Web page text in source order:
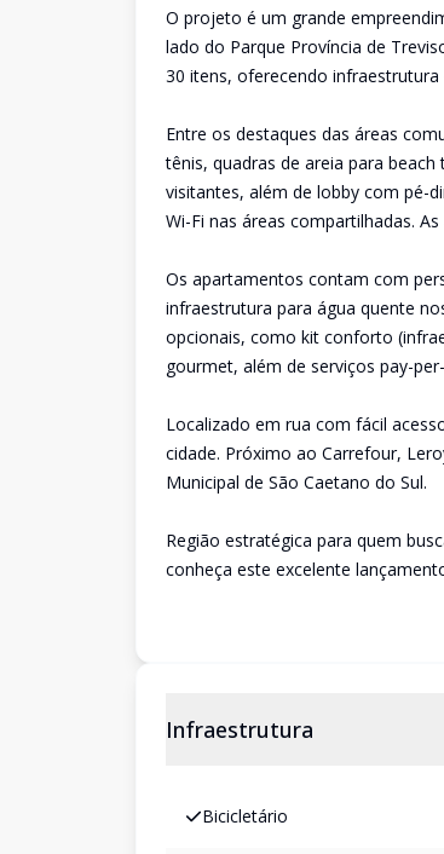
O projeto é um grande
lado do Parque Província de
30 itens, oferecendo
Entre os destaques das áreas
tênis, quadras de areia para
visitantes, além de lobby com pé-
Wi-Fi nas áreas compartilhadas.
Os apartamentos contam com
infraestrutura para água quente
opcionais, como kit conforto
gourmet, além de serviços pay-
Localizado em rua com fácil
cidade. Próximo ao Carrefour,
Municipal de São Caetano do Sul.
Região estratégica para quem
conheça este excelente
Infraestrutura
Bicicletário